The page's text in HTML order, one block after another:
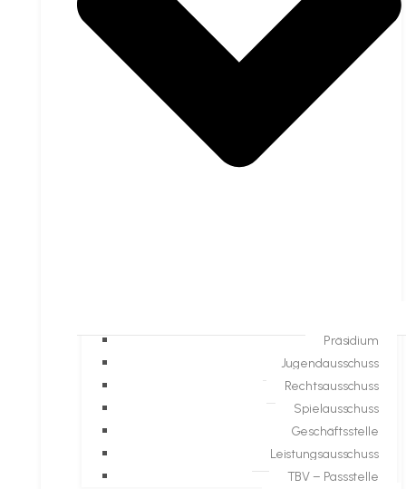
Präsidium
Jugendausschuss
Rechtsausschuss
Spielausschuss
Geschäftsstelle
Leistungsausschuss
TBV – Passstelle